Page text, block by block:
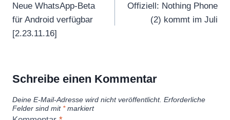
e
Neue WhatsApp-Beta
für Android verfügbar
[2.23.11.16]
Offiziell: Nothing Phone
(2) kommt im Juli
Schreibe einen Kommentar
Deine E-Mail-Adresse wird nicht veröffentlicht. Erforderliche
Felder sind mit *markiert